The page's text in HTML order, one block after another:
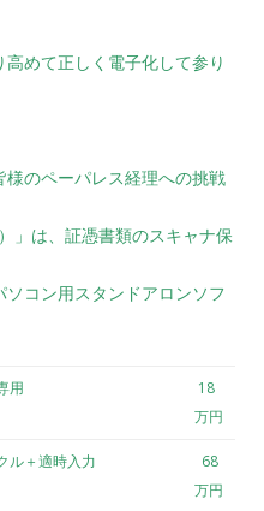
めて正しく電子化して参り
様のペーパレス経理への挑戦
」は、証憑書類のスキャナ保
コン用スタンドアロンソフ
用
18
万円
ル＋適時入力
68
万円